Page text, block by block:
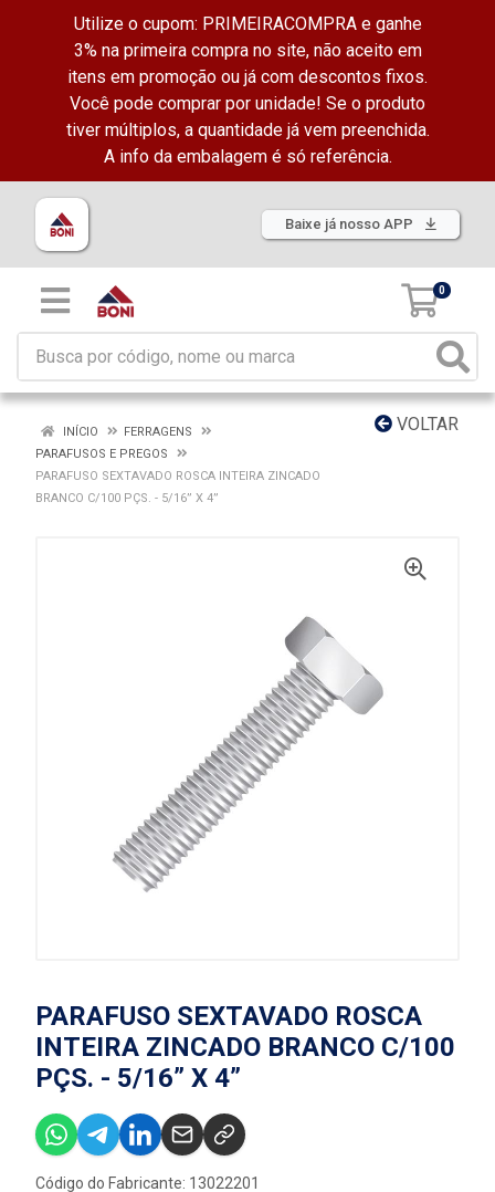
Utilize o cupom: PRIMEIRACOMPRA e ganhe
3% na primeira compra no site, não aceito em
itens em promoção ou já com descontos fixos.
Você pode comprar por unidade! Se o produto
tiver múltiplos, a quantidade já vem preenchida.
A info da embalagem é só referência.
Baixe já nosso APP
0
VOLTAR
INÍCIO
FERRAGENS
PARAFUSOS E PREGOS
PARAFUSO SEXTAVADO ROSCA INTEIRA ZINCADO
BRANCO C/100 PÇS. - 5/16” X 4”
PARAFUSO SEXTAVADO ROSCA
INTEIRA ZINCADO BRANCO C/100
PÇS. - 5/16” X 4”
Código do Fabricante: 13022201